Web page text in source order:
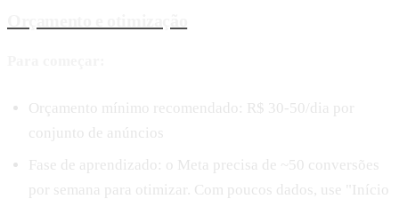
Orçamento mínimo recomendado: R$ 30-50/dia por
conjunto de anúncios
Fase de aprendizado: o Meta precisa de ~50 conversões
por semana para otimizar. Com poucos dados, use "Início